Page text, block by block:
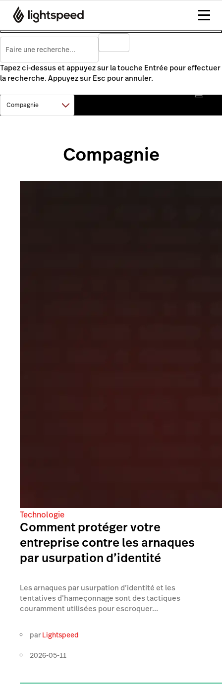
Tapez ci-dessus et appuyez sur la touche Entrée pour effectuer
la recherche. Appuyez sur Esc pour annuler.
Compagnie
Technologie
Comment protéger votre
entreprise contre les arnaques
par usurpation d’identité
Les arnaques par usurpation d’identité et les
tentatives d’hameçonnage sont des tactiques
couramment utilisées pour escroquer...
par Lightspeed
2026-05-11